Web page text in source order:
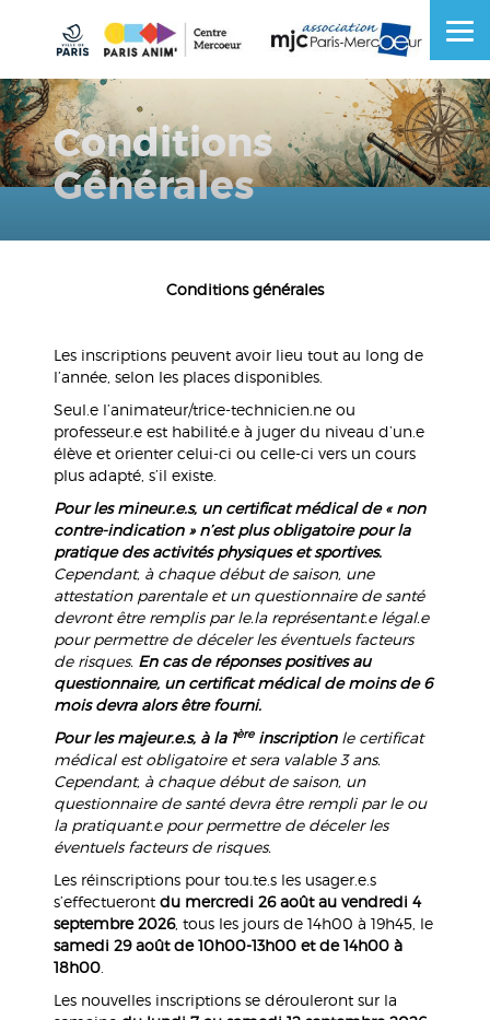
content
Conditions
Générales
Conditions générales
Les inscriptions peuvent avoir lieu tout au long de
l’année, selon les places disponibles.
Seul.e l’animateur/trice-technicien.ne ou
professeur.e est habilité.e à juger du niveau d’un.e
élève et orienter celui-ci ou celle-ci vers un cours
plus adapté, s’il existe.
Pour les mineur.e.s, un certificat médical de « non
contre-indication » n’est plus obligatoire pour la
pratique des activités physiques et sportives.
Cependant, à chaque début de saison, une
attestation parentale et un questionnaire de santé
devront être remplis par le.la représentant.e légal.e
pour permettre de déceler les éventuels facteurs
de risques.En cas de réponses positives au
questionnaire, un certificat médical de moins de 6
mois devra alors être fourni.
Pour les majeur.e.s, à la 1èreinscription le certificat
médical est obligatoire et sera valable 3 ans.
Cependant, à chaque début de saison, un
questionnaire de santé devra être rempli par le ou
la pratiquant.e pour permettre de déceler les
éventuels facteurs de risques.
Les réinscriptions pour tou.te.s les usager.e.s
s’effectueront du mercredi 26 août au vendredi 4
septembre 2026, tous les jours de 14h00 à 19h45, le
samedi 29 août de 10h00-13h00 et de 14h00 à
18h00.
Les nouvelles inscriptions se dérouleront sur la